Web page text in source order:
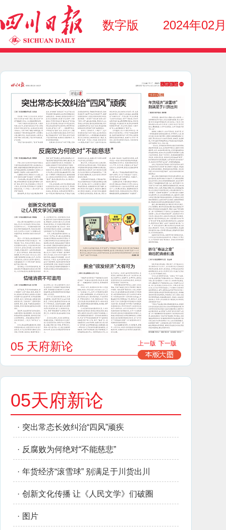
数字版 2024年02
05 天府新论 上一版 下一版
05天府新论
· 突出常态长效纠治“四风”顽疾
· 反腐败为何绝对“不能慈悲”
· 年货经济“滚雪球” 别满足于川货出川
· 创新文化传播 让《人民文学》们破圈
· 图片